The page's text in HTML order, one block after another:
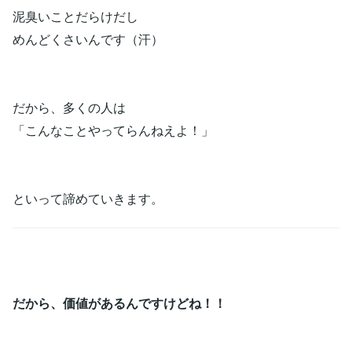
泥臭いことだらけだし
めんどくさいんです（汗）
だから、多くの人は
「こんなことやってらんねえよ！」
といって諦めていきます。
だから、価値があるんですけどね！！